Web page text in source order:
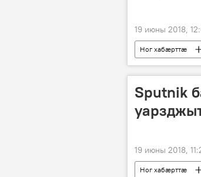
19 июны 2018,
Ног хабӕрттӕ
Sputnik
19 июны 2018,
Ног хабӕрттӕ